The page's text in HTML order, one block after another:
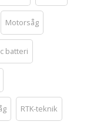
Motorsåg
batteri
RTK-teknik